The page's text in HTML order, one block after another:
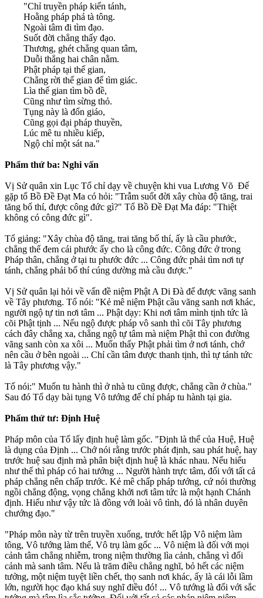
"Chỉ truyền pháp kiến tánh,
Hoằng pháp phá tà tông.
Ngoài tâm đi tìm đạo.
Suốt đời chẳng thấy đạo.
Thương, ghét chẳng quan tâm,
Duỗi thẳng hai chân nằm.
Phật pháp tại thế gian,
Chẳng rời thế gian để tìm giác.
Lìa thế gian tìm bồ đề,
Cũng như tìm sừng thỏ.
Tụng này là đốn giáo,
Cũng gọi đại pháp thuyền,
Lúc mê tu nhiều kiếp,
Ngộ chỉ một sát na."
Phẩm thứ ba: Nghi vấn
Vị Sử quân xin Lục Tổ chỉ dạy về chuyện khi vua Lương Võ Ðế
gặp tổ Bồ Ðề Ðạt Ma có hỏi: "Trẫm suốt đời xây chùa độ tăng, trai
tăng bố thí, được công đức gì?" Tổ Bồ Ðề Ðạt Ma đáp: "Thiệt
không có công đức gì".
Tổ giảng: "Xây chùa độ tăng, trai tăng bố thí, ấy là cầu phước,
chẳng thể đem cái phước ấy cho là công đức. Công đức ở trong
Pháp thân, chẳng ở tại tu phước đức ... Công đức phải tìm nơi tự
tánh, chẳng phải bố thí cúng dường mà cầu được."
Vị Sử quân lại hỏi về vấn đề niệm Phật A Di Ðà để được vãng sanh
về Tây phương. Tổ nói: "Kẻ mê niệm Phật cầu vãng sanh nơi khác,
người ngộ tự tin nơi tâm ... Phật dạy: Khi nơi tâm mình tịnh tức là
cõi Phật tịnh ... Nếu ngộ được pháp vô sanh thì cõi Tây phương
cách đây chẳng xa, chẳng ngộ tự tâm mà niệm Phật thì con đường
vãng sanh còn xa xôi ... Muốn thấy Phật phải tìm ở nơi tánh, chớ
nên cầu ở bên ngoài ... Chỉ cần tâm được thanh tịnh, thì tự tánh tức
là Tây phương vậy."
Tổ nói:" Muốn tu hành thì ở nhà tu cũng được, chẳng cần ở chùa."
Sau đó Tổ dạy bài tụng Vô tướng để chỉ pháp tu hành tại gia.
Phẩm thứ tư: Ðịnh Huệ
Pháp môn của Tổ lấy định huệ làm gốc. "Ðịnh là thể của Huệ, Huệ
là dụng của Ðịnh ... Chớ nói rằng trước phát định, sau phát huệ, hay
trước huệ sau định mà phân biệt định huệ là khác nhau. Nếu hiểu
như thế thì pháp có hai tướng ... Người hành trực tâm, đối với tất cả
pháp chẳng nên chấp trước. Kẻ mê chấp pháp tướng, cứ nói thường
ngồi chẳng động, vọng chẳng khởi nơi tâm tức là một hạnh Chánh
định. Hiểu như vậy tức là đồng với loài vô tình, đó là nhân duyên
chướng đạo."
"Pháp môn này từ trên truyền xuống, trước hết lập Vô niệm làm
tông, Vô tướng làm thể, Vô trụ làm gốc ... Vô niệm là đối với mọi
cảnh tâm chẳng nhiễm, trong niệm thường lìa cảnh, chẳng vì đối
cảnh mà sanh tâm. Nếu là trăm điều chẳng nghĩ, bỏ hết các niệm
tưởng, một niệm tuyệt liền chết, thọ sanh nơi khác, ấy là cái lỗi lầm
lớn, người học đạo khá suy nghĩ điều đó! ... Vô tướng là đối với sắc